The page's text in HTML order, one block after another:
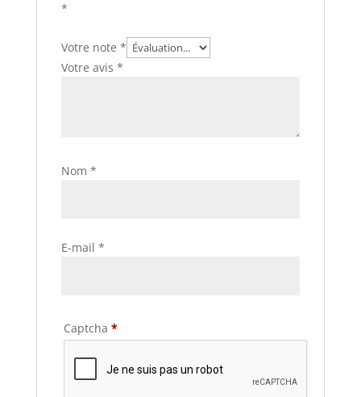
*
Votre note *
Votre avis *
Nom *
E-mail *
Captcha *